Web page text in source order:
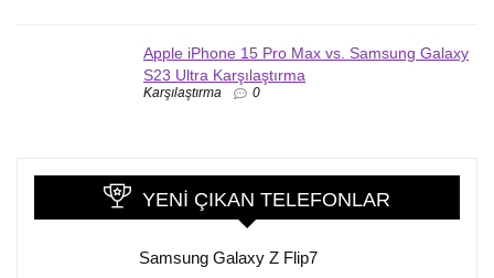
Apple iPhone 15 Pro Max vs. Samsung Galaxy
S23 Ultra Karşılaştırma
Karşılaştırma 0
YENI ÇIKAN TELEFONLAR
Samsung Galaxy Z Flip7